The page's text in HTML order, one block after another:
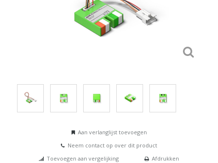
Aan verlanglijst toevoegen
Neem contact op over dit product
Toevoegen aan vergelijking
Afdrukken